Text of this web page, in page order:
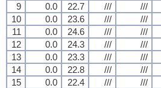
9
0.0 22.7 /// ///
10
0.0 23.6 /// ///
11
0.0 24.6 /// ///
12
0.0 24.3 /// ///
13
0.0 23.3 /// ///
14
0.0 22.8 /// ///
15
0.0 22.4 /// ///